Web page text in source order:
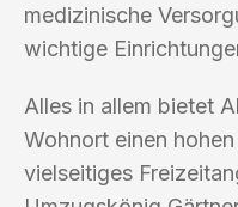
medizinische
wichtige
Alles in allem bietet
Wohnort einen
vielseitiges